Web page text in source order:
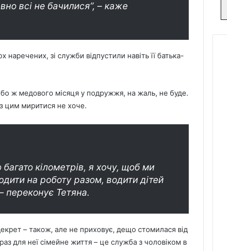
всі не бачилися”, – каже
наречених, зі служби відпустили навіть її батька-
бо ж медового місяця у подружжя, на жаль, не буде.
цим миритися не хоче.
кілометрів, я хочу, щоб ми
на роботу разом, водити дітей
переконує Тетяна.
– також, але не приховує, дещо стомилася від
для неї сімейне життя – це служба з чоловіком в